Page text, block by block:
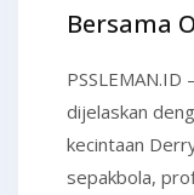
Bersama
dijelaskan
kecintaan
sepakbola,